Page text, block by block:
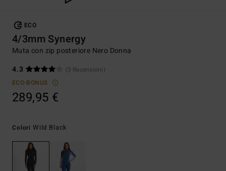
ECO
4/3mm Synergy
Muta con zip posteriore Nero Donna
4.3
(3 Recensioni)
ECO-BONUS
289,95 €
Colori Wild Black